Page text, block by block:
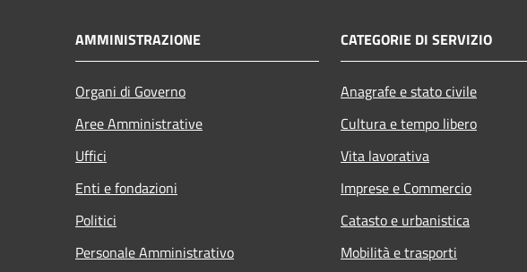
AMMINISTRAZIONE
Organi di Governo
Aree Amministrative
Uffici
Enti e fondazioni
Politici
Personale Amministrativo
CATEGORIE DI SERVIZIO
Anagrafe e stato civile
Cultura e tempo libero
Vita lavorativa
Imprese e Commercio
Catasto e urbanistica
Mobilità e trasporti